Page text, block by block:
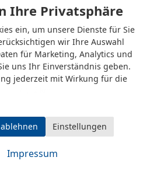
1.3 DIG-T MHEV 158 PS X-Tronic N-Connecta Teil-Leder PanoGlasdach Klimaautomatik Sitzheizung Lenkradheizung Navi ACC PDC v+h 360°Kamera DAB Bluetooth Touchscreen Apple CarPlay Android Auto 18"LM
Fahrzeug mit Tageszulassung
Getriebe
Automatik
Außenfarbe Ceramic Grey
Details
6,30 l/100km
Ihre Privatsphäre
ein, um unsere Dienste für Sie
wir Ihre Auswahl
für Marketing, Analytics und
uns Ihr Einverständnis geben.
jederzeit mit Wirkung für die
Einstellungen
Impressum